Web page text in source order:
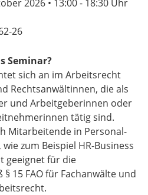
2026 • 13:00 - 18:30 Uhr
26
Seminar?
sich an im Arbeitsrecht
Rechtsanwältinnen, die als
und Arbeitgeberinnen oder
tätig sind.
Mitarbeitende in Personal-
zum Beispiel HR-Business
geeignet für die
15 FAO für Fachanwälte und